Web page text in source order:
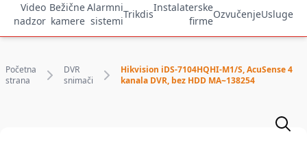
Video
nadzor
Bežične
kamere
Alarmni
sistemi
Trikdis
Instalaterske
firme
OzvučenjeUsluge
Početna
strana
DVR
snimači
Hikvision iDS-7104HQHI-M1/S, AcuSense 4
kanala DVR, bez HDD MA~138254